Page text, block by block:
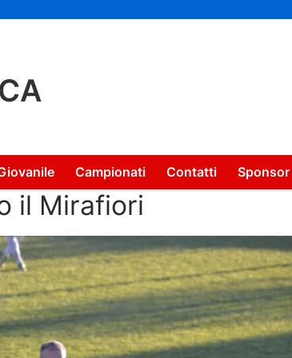
Campionati Contatti Sponsor
il Mirafiori